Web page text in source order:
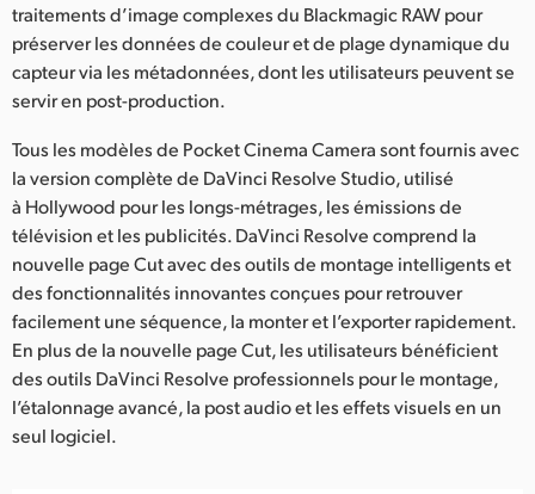
traitements d’image complexes du Blackmagic RAW pour
préserver les données de couleur et de plage dynamique du
capteur via les métadonnées, dont les utilisateurs peuvent se
servir en post-production.
Tous les modèles de Pocket Cinema Camera sont fournis avec
la version complète de DaVinci Resolve Studio, utilisé
à Hollywood pour les longs-métrages, les émissions de
télévision et les publicités. DaVinci Resolve comprend la
nouvelle page Cut avec des outils de montage intelligents et
des fonctionnalités innovantes conçues pour retrouver
facilement une séquence, la monter et l’exporter rapidement.
En plus de la nouvelle page Cut, les utilisateurs bénéficient
des outils DaVinci Resolve professionnels pour le montage,
l’étalonnage avancé, la post audio et les effets visuels en un
seul logiciel.